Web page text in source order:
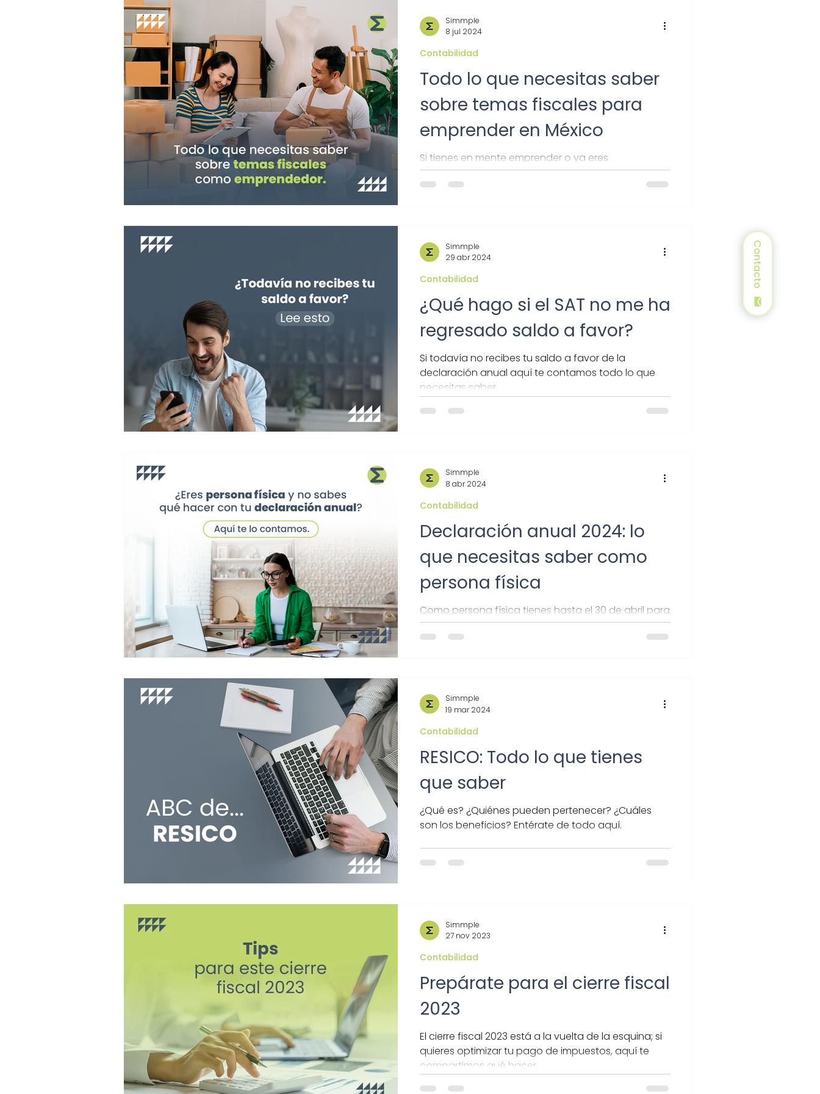
Contacto
Todo lo que necesitas saber
sobre temas fiscales para
emprender en México
Si tienes en mente emprender o ya eres
emprendedor es fundamental saber sobre temas
fiscales para afrontar los retos. Te compartimos
Contabilidad
Simmple
8 jul 2024
¿Qué hago si el SAT no me ha
regresado saldo a favor?
Si todavía no recibes tu saldo a favor de la
declaración anual aquí te contamos todo lo que
necesitas saber.
Contabilidad
Simmple
29 abr 2024
Declaración anual 2024: lo
que necesitas saber como
persona física
Como persona física tienes hasta el 30 de abril para
hacer tu declaración anual. Aquí te contamos todo
lo que necesitas.
Contabilidad
Simmple
8 abr 2024
RESICO: Todo lo que tienes
que saber
¿Qué es? ¿Quiénes pueden pertenecer? ¿Cuáles
son los beneficios? Entérate de todo aquí.
Contabilidad
Simmple
19 mar 2024
Prepárate para el cierre fiscal
2023
El cierre fiscal 2023 está a la vuelta de la esquina; si
quieres optimizar tu pago de impuestos, aquí te
compartimos qué hacer.
Contabilidad
Simmple
27 nov 2023